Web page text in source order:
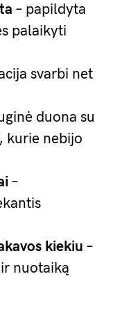
– papildyta
palaikyti
svarbi net
duona su
kurie nebijo
–
kiekiu –
nuotaiką